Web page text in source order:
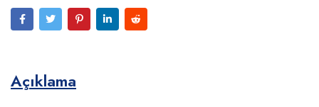
Açıklama